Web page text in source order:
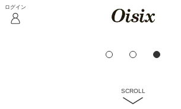
野菜とフル
SCROLL